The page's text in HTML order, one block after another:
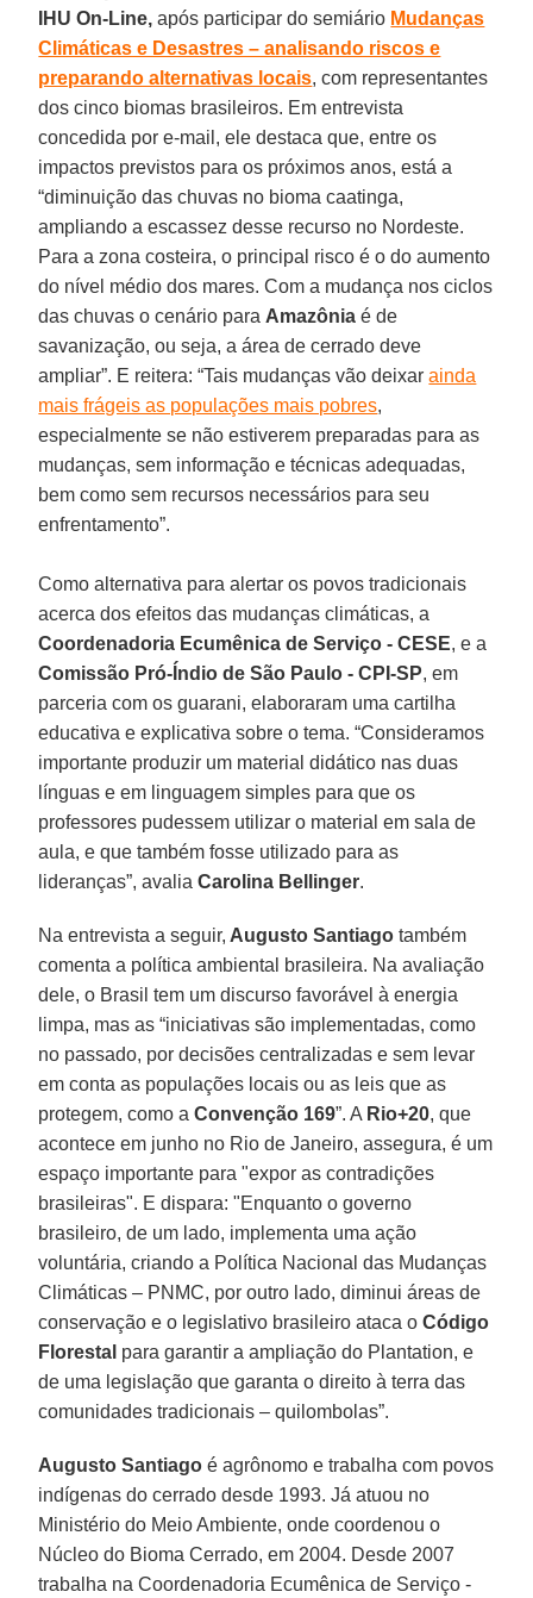
IHU On-Line,após participar do semiário Mudanças
Climáticas e Desastres – analisando riscos e
preparando alternativas locais, com representantes
dos cinco biomas brasileiros. Em entrevista
concedida por e-mail, ele destaca que, entre os
impactos previstos para os próximos anos, está a
“diminuição das chuvas no bioma caatinga,
ampliando a escassez desse recurso no Nordeste.
Para a zona costeira, o principal risco é o do aumento
do nível médio dos mares. Com a mudança nos ciclos
das chuvas o cenário para Amazôniaé de
savanização, ou seja, a área de cerrado deve
ampliar”. E reitera: “Tais mudanças vão deixarainda
mais frágeis as populações mais pobres,
especialmente se não estiverem preparadas para as
mudanças, sem informação e técnicas adequadas,
bem como sem recursos necessários para seu
enfrentamento”.
Como alternativa para alertar os povos tradicionais
acerca dos efeitos das mudanças climáticas, a
Coordenadoria Ecumênica de Serviço - CESE, e a
Comissão Pró-Índio de São Paulo - CPI-SP, em
parceria com os guarani, elaboraram uma cartilha
educativa e explicativa sobre o tema. “Consideramos
importante produzir um material didático nas duas
línguas e em linguagem simples para que os
professores pudessem utilizar o material em sala de
aula, e que também fosse utilizado para as
lideranças”, avaliaCarolina Bellinger.
Na entrevista a seguir, Augusto Santiago também
comenta a política ambiental brasileira. Na avaliação
dele, o Brasil tem um discurso favorável à energia
limpa, mas as “iniciativas são implementadas, como
no passado, por decisões centralizadas e sem levar
em conta as populações locais ou as leis que as
protegem, como aConvenção 169”. A Rio+20, que
acontece em junho no Rio de Janeiro, assegura, é um
espaço importante para "expor as contradições
brasileiras". E dispara: "Enquanto o governo
brasileiro, de um lado, implementa uma ação
voluntária, criando a Política Nacional das Mudanças
Climáticas – PNMC, por outro lado, diminui áreas de
conservação e o legislativo brasileiro ataca oCódigo
Florestal para garantir a ampliação do Plantation, e
de uma legislação que garanta o direito à terra das
comunidades tradicionais – quilombolas”.
Augusto Santiago é agrônomo e trabalha com povos
indígenas do cerrado desde 1993. Já atuou no
Ministério do Meio Ambiente, onde coordenou o
Núcleo do Bioma Cerrado, em 2004. Desde 2007
trabalha na Coordenadoria Ecumênica de Serviço -